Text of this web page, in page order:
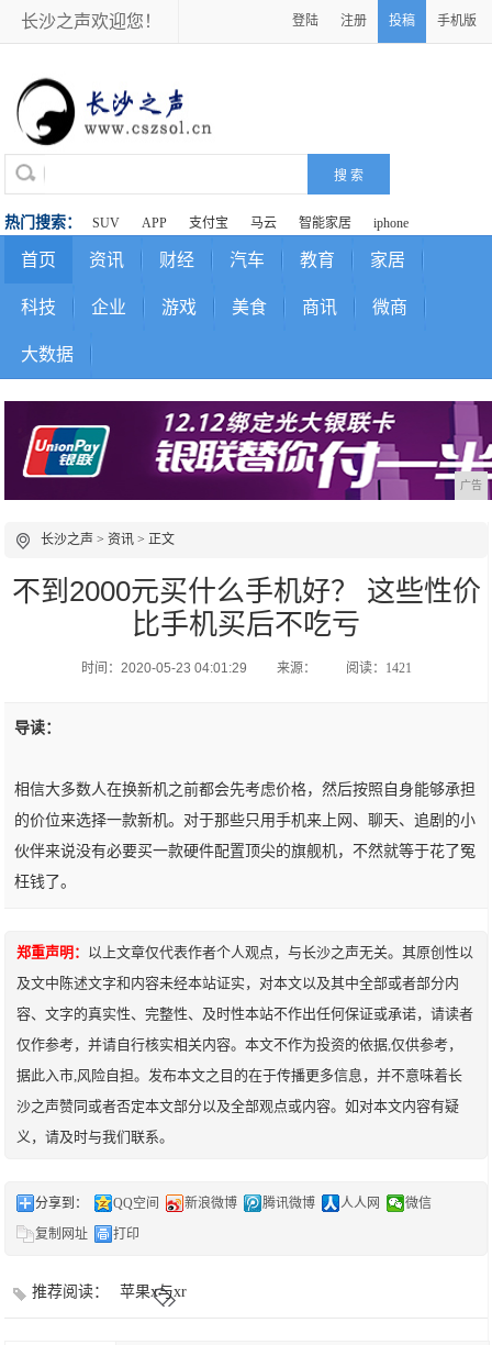
长沙之声欢迎您！ 登陆 注册 投稿 手机版
热门搜索： SUV APP 支付宝 马云 智能家居 iphone
首页 资讯 财经 汽车 教育 家居
科技 企业 游戏 美食 商讯 微商
大数据
广告
长沙之声 >资讯 > 正文
不到2000元买什么手机好？ 这些性价
比手机买后不吃亏
时间：2020-05-23 04:01:29 来源： 阅读：1421
导读：
相信大多数人在换新机之前都会先考虑价格，然后按照自身能够承担
的价位来选择一款新机。对于那些只用手机来上网、聊天、追剧的小
伙伴来说没有必要买一款硬件配置顶尖的旗舰机，不然就等于花了冤
枉钱了。
郑重声明： 以上文章仅代表作者个人观点，与长沙之声无关。其原创性以
及文中陈述文字和内容未经本站证实，对本文以及其中全部或者部分内
容、文字的真实性、完整性、及时性本站不作出任何保证或承诺，请读者
仅作参考，并请自行核实相关内容。本文不作为投资的依据,仅供参考，
据此入市,风险自担。发布本文之目的在于传播更多信息，并不意味着长
沙之声赞同或者否定本文部分以及全部观点或内容。如对本文内容有疑
义，请及时与我们联系。
分享到： QQ空间 新浪微博 腾讯微博 人人网
微信
复制网址
打印
推荐阅读： 苹果x与xr